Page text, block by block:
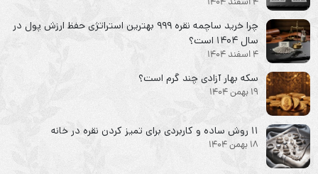
چرا خرید ساچمه نقره ۹۹۹ بهترین استراتژی حفظ ارزش پول در
سال ۱۴۰۴ است؟
4 اسفند 1404
سکه‌ بهار آزادی چند گرم است؟
19 بهمن 1404
۱۱ روش ساده و کاربردی برای تمیز کردن نقره در خانه
18 بهمن 1404